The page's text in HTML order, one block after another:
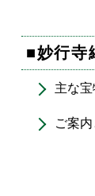
■妙行寺
主な
ご案